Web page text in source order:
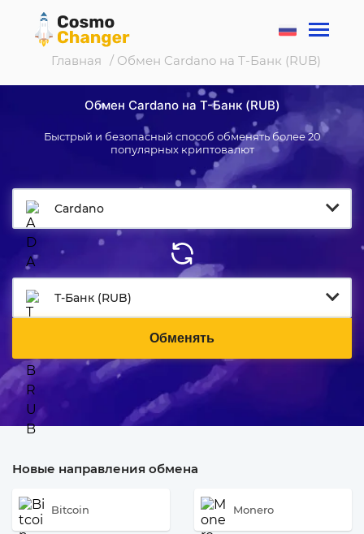
Главная / Обмен Cardano на Т-Банк (RUB)
Обмен Cardano на Т-Банк (RUB)
Быстрый и безопасный способ обменять более 20
популярных криптовалют
Cardano
Т-Банк (RUB)
Обменять
Новые направления обмена
Bitcoin Monero